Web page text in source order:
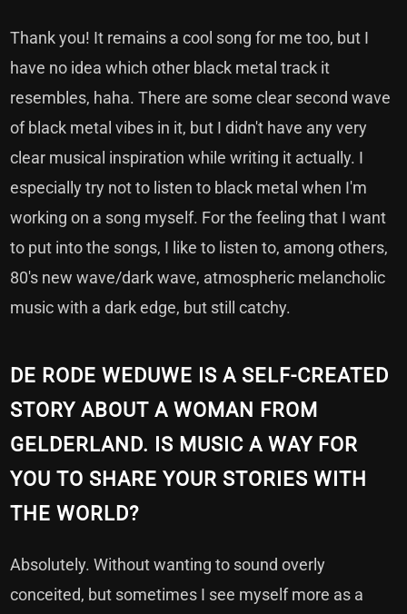
Thank you! It remains a cool song for me too, but I
have no idea which other black metal track it
resembles, haha. There are some clear second wave
of black metal vibes in it, but I didn't have any very
clear musical inspiration while writing it actually. I
especially try not to listen to black metal when I'm
working on a song myself. For the feeling that I want
to put into the songs, I like to listen to, among others,
80's new wave/dark wave, atmospheric melancholic
music with a dark edge, but still catchy.
DE RODE WEDUWE IS A SELF-CREATED
STORY ABOUT A WOMAN FROM
GELDERLAND. IS MUSIC A WAY FOR
YOU TO SHARE YOUR STORIES WITH
THE WORLD?
Absolutely. Without wanting to sound overly
conceited, but sometimes I see myself more as a